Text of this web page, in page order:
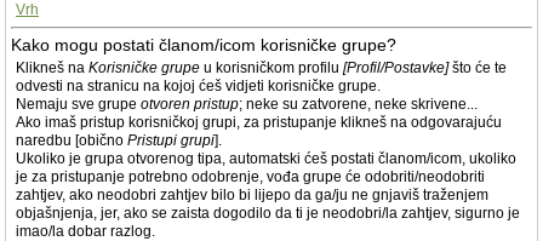
Vrh
Kako mogu postati članom/icom korisničke grupe?
Klikneš na Korisničke grupe u korisničkom profilu [Profil/Postavke]što će te
odvesti na stranicu na kojoj ćeš vidjeti korisničke grupe.
Nemaju sve grupe otvoren pristup; neke su zatvorene, neke skrivene...
Ako imaš pristup korisničkoj grupi, za pristupanje klikneš na odgovarajuću
naredbu [obično Pristupi grupi].
Ukoliko je grupa otvorenog tipa, automatski ćeš postati članom/icom, ukoliko
je za pristupanje potrebno odobrenje, vođa grupe će odobriti/neodobriti
zahtjev, ako neodobri zahtjev bilo bi lijepo da ga/ju ne gnjaviš traženjem
objašnjenja, jer, ako se zaista dogodilo da ti je neodobri/la zahtjev, sigurno je
imao/la dobar razlog.